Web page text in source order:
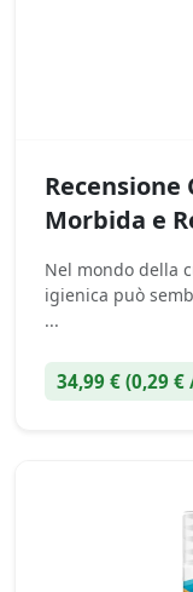
Recensione
Morbida e
Nel mondo della
igienica può
...
34,99 € (0,29